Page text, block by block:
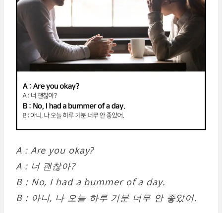
A : Are you okay?
A : 너 괜찮아?
B : No, I had a bummer of a day.
B : 아니, 나 오늘 하루 기분 너무 안 좋았어.